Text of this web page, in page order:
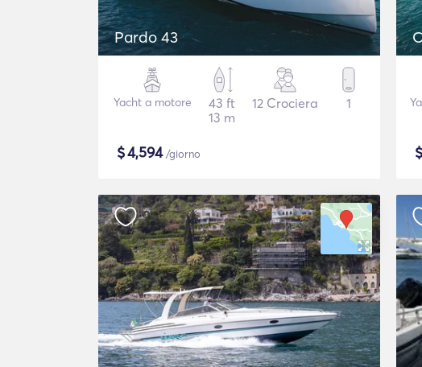
Pardo 43
Yacht a motore
43 ft
13 m
12 Crociera 1
$4,594/giorno